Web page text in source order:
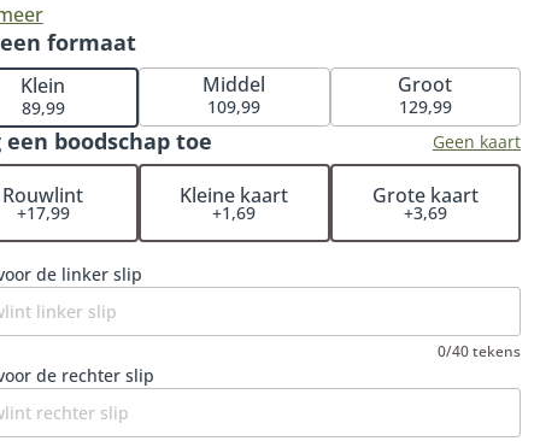
het rouwboeket Bescheiden passend bij elk afscheid.
te weten: iedere bestelling met rouwwerk wordt
en handmatig gecontroleerd. Hiermee garanderen
het rouwstuk volledig naar wens wordt samengesteld.
worden op een locatie naar keuze (bij een
of crematorium). Je hoeft het rouwstuk
op te halen bij de bloemist. De Fleurop bloemist zorgt
dat het rouwboeket op het juiste moment wordt
en dat de bloemen op hun mooist zijn. Een extra fijne
in een verdrietige periode.
formaat
Klein
89,99
Middel
109,99
Groot
129,99
een boodschap toe Geen kaart
Rouwlint
+17,99
Kleine kaart
+1,69
Grote kaart
+3,69
de linker slip
0/40 tekens
de rechter slip